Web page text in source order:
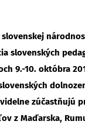
slovenských
9.-10. októbra
zúčastňujú
z Maďarska,